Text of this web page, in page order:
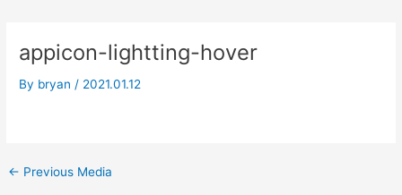
appicon-lightting-hover
By bryan / 2021.01.12
navigation
← Previous Media